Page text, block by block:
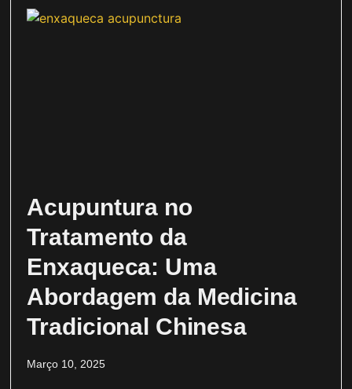
Acupuntura no
Tratamento da
Enxaqueca: Uma
Abordagem da Medicina
Tradicional Chinesa
Março 10, 2025